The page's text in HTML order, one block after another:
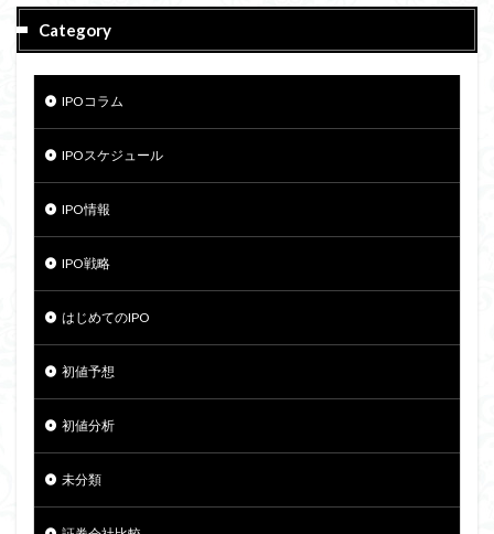
Category
IPOコラム
IPOスケジュール
IPO情報
IPO戦略
はじめてのIPO
初値予想
初値分析
未分類